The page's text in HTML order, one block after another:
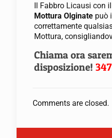
Il Fabbro Licausi con
Mottura Olginate può
correttamente
Mottura,
Chiama ora
disposizione!
Comments are closed.